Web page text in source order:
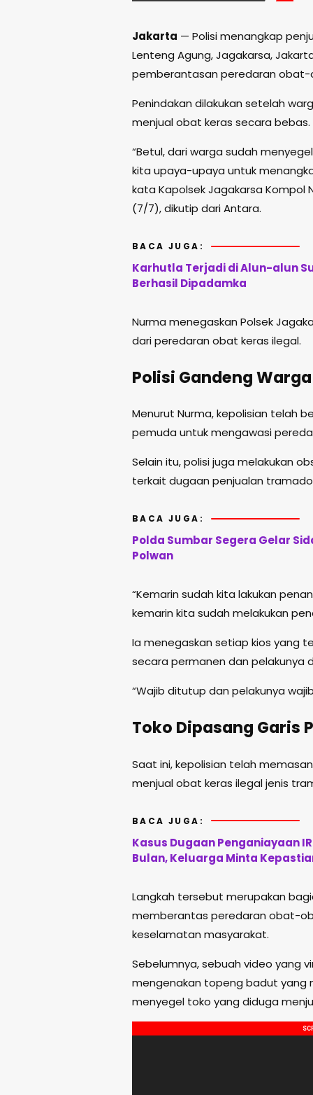
Jakarta — Polisi menangkap
Lenteng Agung, Jagakarsa,
pemberantasan peredaran obat-
Penindakan dilakukan setelah
menjual obat keras secara bebas.
“Betul, dari warga sudah
kita upaya-upaya untuk
kata Kapolsek Jagakarsa Kompol
(7/7), dikutip dari Antara.
BACA JUGA:
Karhutla Terjadi di Alun-alun
Berhasil Dipadamka
Nurma menegaskan Polsek
dari peredaran obat keras ilegal.
Polisi Gandeng
Menurut Nurma, kepolisian telah
pemuda untuk mengawasi
Selain itu, polisi juga melakukan
terkait dugaan penjualan
BACA JUGA:
Polda Sumbar Segera Gelar
Polwan
“Kemarin sudah kita lakukan
kemarin kita sudah melakukan
Ia menegaskan setiap kios yang
secara permanen dan pelakunya
“Wajib ditutup dan pelakunya
Toko Dipasang Garis
Saat ini, kepolisian telah
menjual obat keras ilegal jenis
BACA JUGA:
Kasus Dugaan Penganiayaan
Bulan, Keluarga Minta
Langkah tersebut merupakan
memberantas peredaran obat-
keselamatan masyarakat.
Sebelumnya, sebuah video yang
mengenakan topeng badut yang
menyegel toko yang diduga